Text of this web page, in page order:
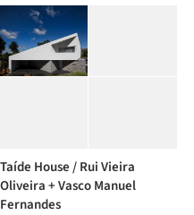
Taíde House / Rui Vieira
Oliveira + Vasco Manuel
Fernandes